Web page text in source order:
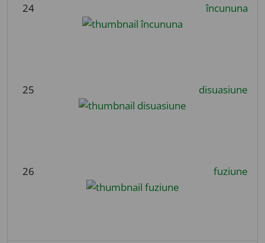
24 încununa
25 disuasiune
26 fuziune